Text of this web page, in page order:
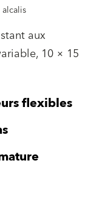
aux
10 × 15
flexibles